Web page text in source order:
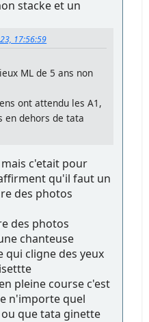
stacke et un
17:56:59
ML de 5 ans non
ont attendu les A1,
en dehors de tata
c'etait pour
qu'il faut un
des photos
des photos
chanteuse
qui cligne des yeux
pleine course c'est
n'importe quel
que tata ginette